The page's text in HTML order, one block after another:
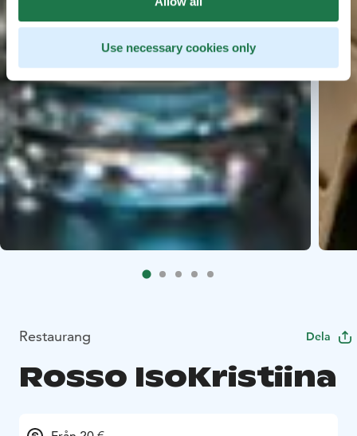
Use necessary cookies only
Restaurang Dela
Rosso IsoKristiina